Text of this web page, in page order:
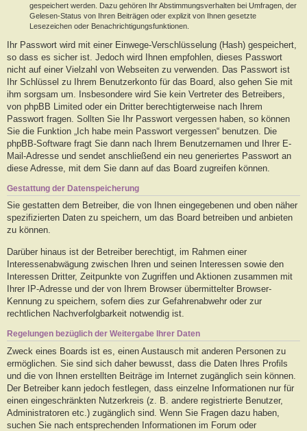
gespeichert werden. Dazu gehören Ihr Abstimmungsverhalten bei Umfragen, der
Gelesen-Status von Ihren Beiträgen oder explizit von Ihnen gesetzte
Lesezeichen oder Benachrichtigungsfunktionen.
Ihr Passwort wird mit einer Einwege-Verschlüsselung (Hash) gespeichert,
so dass es sicher ist. Jedoch wird Ihnen empfohlen, dieses Passwort
nicht auf einer Vielzahl von Webseiten zu verwenden. Das Passwort ist
Ihr Schlüssel zu Ihrem Benutzerkonto für das Board, also gehen Sie mit
ihm sorgsam um. Insbesondere wird Sie kein Vertreter des Betreibers,
von phpBB Limited oder ein Dritter berechtigterweise nach Ihrem
Passwort fragen. Sollten Sie Ihr Passwort vergessen haben, so können
Sie die Funktion „Ich habe mein Passwort vergessen“ benutzen. Die
phpBB-Software fragt Sie dann nach Ihrem Benutzernamen und Ihrer E-
Mail-Adresse und sendet anschließend ein neu generiertes Passwort an
diese Adresse, mit dem Sie dann auf das Board zugreifen können.
Gestattung der Datenspeicherung
Sie gestatten dem Betreiber, die von Ihnen eingegebenen und oben näher
spezifizierten Daten zu speichern, um das Board betreiben und anbieten
zu können.
Darüber hinaus ist der Betreiber berechtigt, im Rahmen einer
Interessenabwägung zwischen Ihren und seinen Interessen sowie den
Interessen Dritter, Zeitpunkte von Zugriffen und Aktionen zusammen mit
Ihrer IP-Adresse und der von Ihrem Browser übermittelter Browser-
Kennung zu speichern, sofern dies zur Gefahrenabwehr oder zur
rechtlichen Nachverfolgbarkeit notwendig ist.
Regelungen bezüglich der Weitergabe Ihrer Daten
Zweck eines Boards ist es, einen Austausch mit anderen Personen zu
ermöglichen. Sie sind sich daher bewusst, dass die Daten Ihres Profils
und die von Ihnen erstellten Beiträge im Internet zugänglich sein können.
Der Betreiber kann jedoch festlegen, dass einzelne Informationen nur für
einen eingeschränkten Nutzerkreis (z. B. andere registrierte Benutzer,
Administratoren etc.) zugänglich sind. Wenn Sie Fragen dazu haben,
suchen Sie nach entsprechenden Informationen im Forum oder